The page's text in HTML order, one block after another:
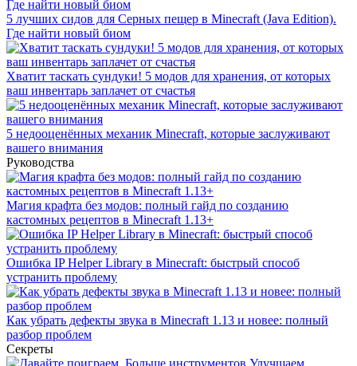
5 лучших сидов для Серных пещер в Minecraft (Java Edition).
Где найти новый биом
Хватит таскать сундуки! 5 модов для хранения, от которых
ваш инвентарь заплачет от счастья
5 недооценённых механик Minecraft, которые заслуживают
вашего внимания
Руководства
Магия крафта без модов: полный гайд по созданию
кастомных рецептов в Minecraft 1.13+
Ошибка IP Helper Library в Minecraft: быстрый способ
устранить проблему
Как убрать дефекты звука в Minecraft 1.13 и новее: полный
разбор проблем
Секреты